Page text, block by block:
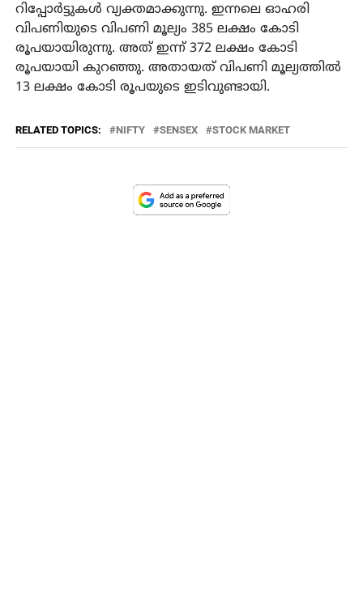
റിപ്പോർട്ടുകൾ വ്യക്തമാക്കുന്നു. ഇന്നലെ ഓഹരി
വിപണിയുടെ വിപണി മൂല്യം 385 ലക്ഷം കോടി
രൂപയായിരുന്നു. അത് ഇന്ന് 372 ലക്ഷം കോടി
രൂപയായി കുറഞ്ഞു. അതായത് വിപണി മൂല്യത്തിൽ
13 ലക്ഷം കോടി രൂപയുടെ ഇടിവുണ്ടായി.
RELATED TOPICS: NIFTY SENSEX STOCK MARKET